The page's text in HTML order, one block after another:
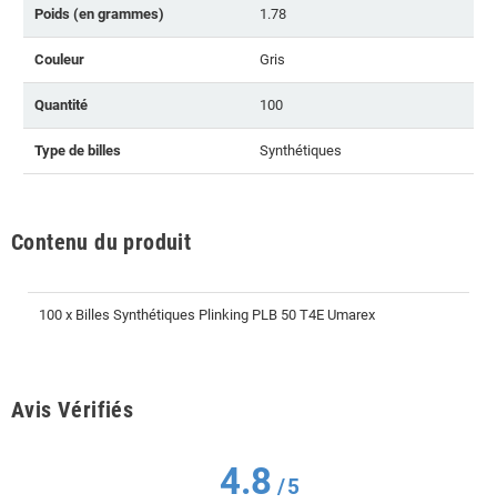
Poids (en grammes) 1.78
Couleur Gris
Quantité 100
Type de billes Synthétiques
Contenu du produit
100 x Billes Synthétiques Plinking PLB 50 T4E Umarex
Avis Vérifiés
4.8/5